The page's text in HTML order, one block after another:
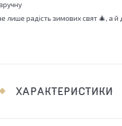
лише радість зимових свят 🎄, а
ХАРАКТЕРИСТИКИ